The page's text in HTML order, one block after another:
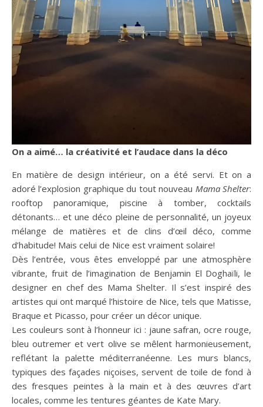
On a aimé… la créativité et l’audace dans la déco
En matière de design intérieur, on a été servi. Et on a
adoré l’explosion graphique du tout nouveau Mama Shelter:
rooftop panoramique, piscine à tomber, cocktails
détonants… et une déco pleine de personnalité, un joyeux
mélange de matières et de clins d’œil déco, comme
d’habitude! Mais celui de Nice est vraiment solaire!
Dès l’entrée, vous êtes enveloppé par une atmosphère
vibrante, fruit de l’imagination de Benjamin El Doghaïli, le
designer en chef des Mama Shelter. Il s’est inspiré des
artistes qui ont marqué l’histoire de Nice, tels que Matisse,
Braque et Picasso, pour créer un décor unique.
Les couleurs sont à l’honneur ici : jaune safran, ocre rouge,
bleu outremer et vert olive se mêlent harmonieusement,
reflétant la palette méditerranéenne. Les murs blancs,
typiques des façades niçoises, servent de toile de fond à
des fresques peintes à la main et à des œuvres d’art
locales, comme les tentures géantes de Kate Mary.